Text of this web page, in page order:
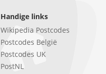
Handige links
Wikipedia Postcodes
Postcodes België
Postcodes UK
PostNL